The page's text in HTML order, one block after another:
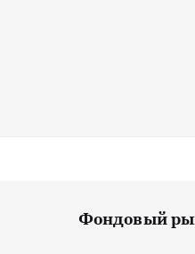
Фондовый